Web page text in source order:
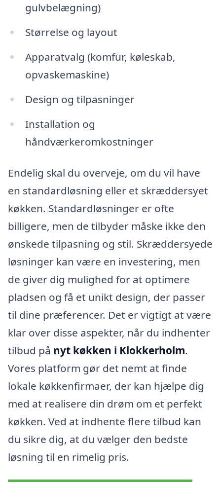
gulvbelægning)
Størrelse og layout
Apparatvalg (komfur, køleskab,
opvaskemaskine)
Design og tilpasninger
Installation og
håndværkeromkostninger
Endelig skal du overveje, om du vil have
en standardløsning eller et skræddersyet
køkken. Standardløsninger er ofte
billigere, men de tilbyder måske ikke den
ønskede tilpasning og stil. Skræddersyede
løsninger kan være en investering, men
de giver dig mulighed for at optimere
pladsen og få et unikt design, der passer
til dine præferencer. Det er vigtigt at være
klar over disse aspekter, når du indhenter
tilbud på nyt køkken i Klokkerholm.
Vores platform gør det nemt at finde
lokale køkkenfirmaer, der kan hjælpe dig
med at realisere din drøm om et perfekt
køkken. Ved at indhente flere tilbud kan
du sikre dig, at du vælger den bedste
løsning til en rimelig pris.